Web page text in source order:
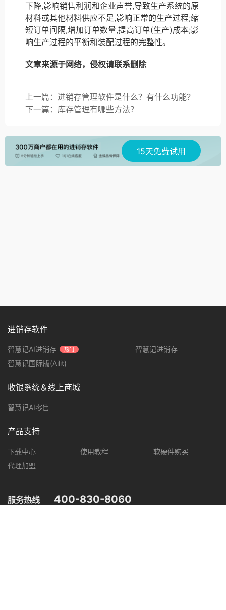
下降,影响销售利润和企业声誉,导致生产系统的原
材料或其他材料供应不足,影响正常的生产过程;缩
短订单间隔,增加订单数量,提高订单(生产)成本;影
响生产过程的平衡和装配过程的完整性。
文章来源于网络，侵权请联系删除
上一篇：进销存管理软件是什么？有什么功能？
下一篇：库存管理有哪些方法？
15天免费试用
服务热线 400-830-8060
进销存软件
智慧记AI进销存 热门
智慧记进销存
智慧记国际版(Ailit)
收银系统＆线上商城
智慧记AI零售
产品支持
下载中心 使用教程
软硬件购买
代理加盟